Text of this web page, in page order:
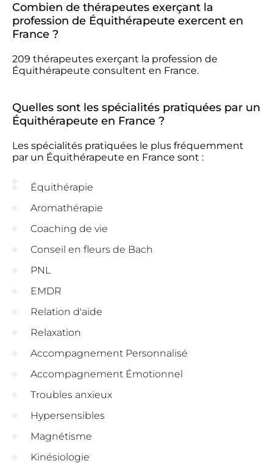
Combien de thérapeutes exerçant la
profession de Équithérapeute exercent en
France ?
209 thérapeutes exerçant la profession de
Équithérapeute consultent en France.
Quelles sont les spécialités pratiquées par un
Équithérapeute en France ?
Les spécialités pratiquées le plus fréquemment
par un Équithérapeute en France sont :
Équithérapie
Aromathérapie
Coaching de vie
Conseil en fleurs de Bach
PNL
EMDR
Relation d'aide
Relaxation
Accompagnement Personnalisé
Accompagnement Émotionnel
Troubles anxieux
Hypersensibles
Magnétisme
Kinésiologie